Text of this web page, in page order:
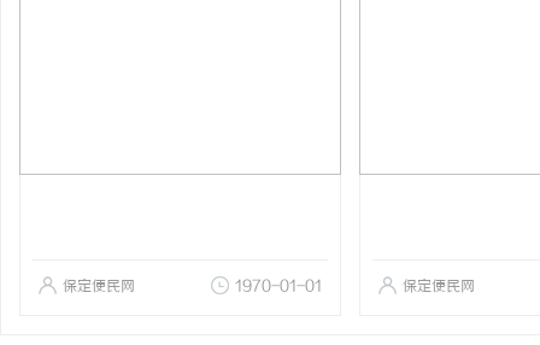
保定便民网 1970-01-01 保定便民网